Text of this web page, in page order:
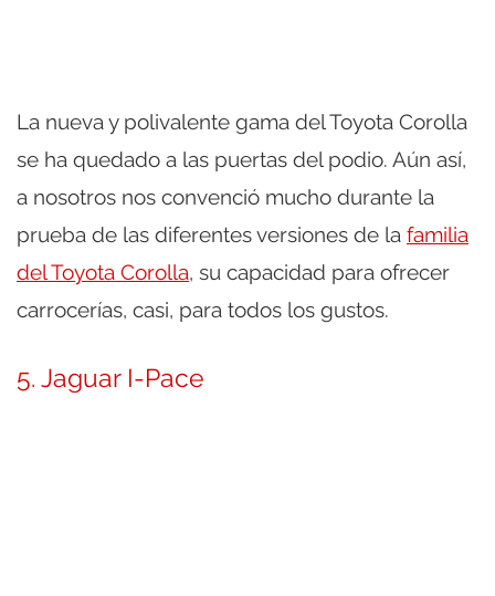
La nueva y polivalente gama del Toyota Corolla
se ha quedado a las puertas del podio. Aún así,
a nosotros nos convenció mucho durante la
prueba de las diferentes versiones de la familia
del Toyota Corolla, su capacidad para ofrecer
carrocerías, casi, para todos los gustos.
5. Jaguar I-Pace